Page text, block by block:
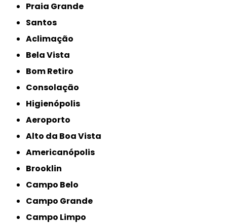
Praia Grande
Santos
Aclimação
Bela Vista
Bom Retiro
Consolação
Higienópolis
Aeroporto
Alto da Boa Vista
Americanópolis
Brooklin
Campo Belo
Campo Grande
Campo Limpo